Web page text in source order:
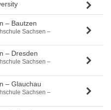
– Bautzen
Sachsen –
– Dresden
Sachsen –
– Glauchau
Sachsen –